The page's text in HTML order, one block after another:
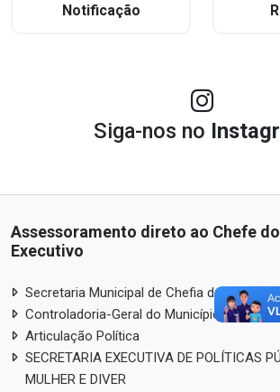
Notificação
Siga-nos no
Assessoramento direto ao Chefe
Executivo
Secretaria Municipal de Chefia de Gabinete
Controladoria-Geral do Município – CGM
Articulação Política
SECRETARIA EXECUTIVA DE POLÍTICAS
MULHER E DIVER